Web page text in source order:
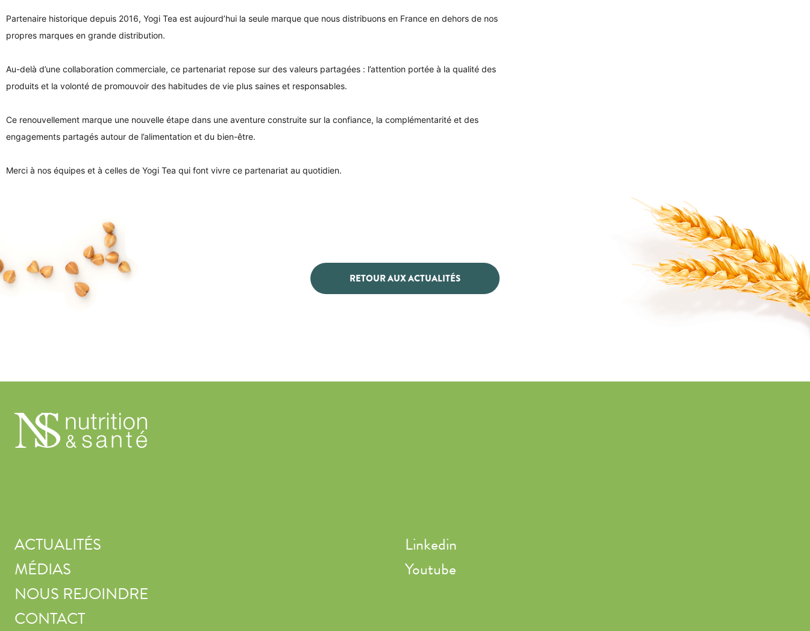
Partenaire historique depuis 2016, Yogi Tea est aujourd’hui la seule marque que nous distribuons en France en dehors de nos
propres marques en grande distribution.
Au-delà d’une collaboration commerciale, ce partenariat repose sur des valeurs partagées : l’attention portée à la qualité des
produits et la volonté de promouvoir des habitudes de vie plus saines et responsables.
Ce renouvellement marque une nouvelle étape dans une aventure construite sur la confiance, la complémentarité et des
engagements partagés autour de l’alimentation et du bien-être.
Merci à nos équipes et à celles de Yogi Tea qui font vivre ce partenariat au quotidien.
RETOUR AUX ACTUALITÉS
ACTUALITÉS
MÉDIAS
NOUS REJOINDRE
CONTACT
Linkedin
Youtube